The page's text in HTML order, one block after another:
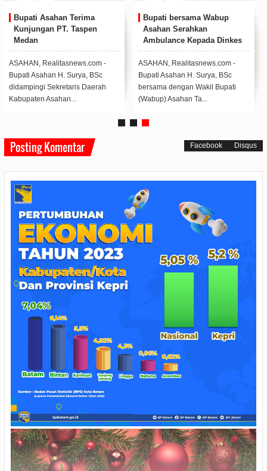
Bupati Asahan Terima
Kunjungan PT. Taspen
Medan
ASAHAN, Realitasnews.com -
Bupati Asahan H. Surya, BSc
didampingi Sekretaris Daerah
Kabupaten Asahan...
Bupati bersama Wabup
Asahan Serahkan
Ambulance Kepada Dinkes
Kabupaten Asahan
ASAHAN, Realitasnews.com -
Bupati Asahan H. Surya, BSc
bersama dengan Wakil Bupati
(Wabup) Asahan Ta...
Posting Komentar Facebook Disqus